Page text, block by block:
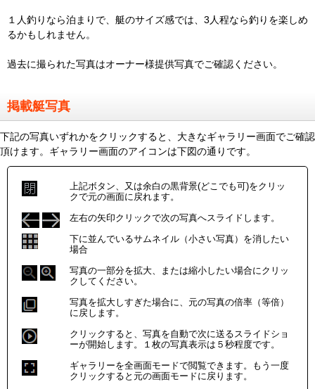
１人釣りなら泊まりで、艇のサイズ感では、3人程なら釣りを楽しめ
るかもしれません。
過去に撮られた写真はオーナー様提供写真でご確認ください。
掲載艇写真
下記の写真いずれかをクリックすると、大きなギャラリー画面でご確認
頂けます。ギャラリー画面のアイコンは下図の通りです。
上記ボタン、又は余白の黒背景(どこでも可)をクリッ
クで元の画面に戻れます。
左右の矢印クリックで次の写真へスライドします。
下に並んでいるサムネイル（小さい写真）を消したい
場合
写真の一部分を拡大、または縮小したい場合にクリッ
クしてください。
写真を拡大しすぎた場合に、元の写真の倍率（等倍）
に戻します。
クリックすると、写真を自動で次に送るスライドショ
ーが開始します。１枚の写真表示は５秒程度です。
ギャラリーを全画面モードで閲覧できます。もう一度
クリックすると元の画面モードに戻ります。